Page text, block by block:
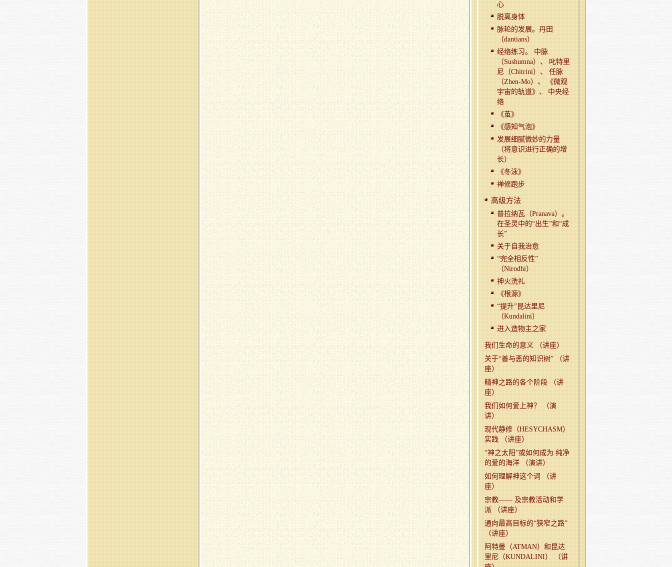
心
脱离身体
脉轮的发展。丹田
（dantians）
经络练习。 中脉
（Sushumna）、 叱特里
尼（Chitrini）、 任脉
（Zhen-Mo）、 《微观
宇宙的轨道》、 中央经
络
《茧》
《感知气泡》
发展细腻微妙的力量
（将意识进行正确的增
长）
《冬泳》
禅修跑步
高级方法
普拉纳瓦（Pranava）。
在圣灵中的“出生”和“成
长”
关于自我治愈
“完全相反性”
（Nirodhi）
神火洗礼
《根源》
“提升”昆达里尼
（Kundalini）
进入造物主之家
我们生命的意义 （讲座）
关于“善与恶的知识树” （讲
座）
精神之路的各个阶段 （讲
座）
我们如何爱上神？ （演
讲）
现代静修（HESYCHASM）
实践 （讲座）
“神之太阳”或如何成为 纯净
的爱的海洋 （演讲）
如何理解神这个词 （讲
座）
宗教—— 及宗教活动和学
派 （讲座）
通向最高目标的“狭窄之路”
（讲座）
阿特曼（ATMAN）和昆达
里尼（KUNDALINI） （讲